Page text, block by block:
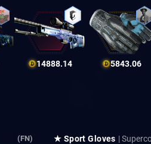
14888.14 5843.06
(FN) ★ Sport Gloves |